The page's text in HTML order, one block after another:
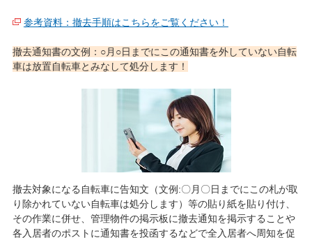
参考資料：撤去手順はこちらをご覧ください！
撤去通知書の文例：○月○日までにこの通知書を外していない自転
車は放置自転車とみなして処分します！
撤去対象になる自転車に告知文（文例:〇月〇日までにこの札が取
り除かれていない自転車は処分します）等の貼り紙を貼り付け、
その作業に併せ、管理物件の掲示板に撤去通知を掲示することや
各入居者のポストに通知書を投函するなどで全入居者へ周知を促